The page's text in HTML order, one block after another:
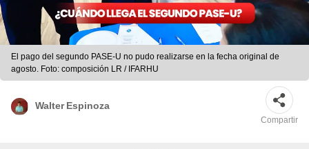
El pago del segundo PASE-U no pudo realizarse en la fecha original de
agosto. Foto: composición LR / IFARHU
Walter Espinoza
Compartir